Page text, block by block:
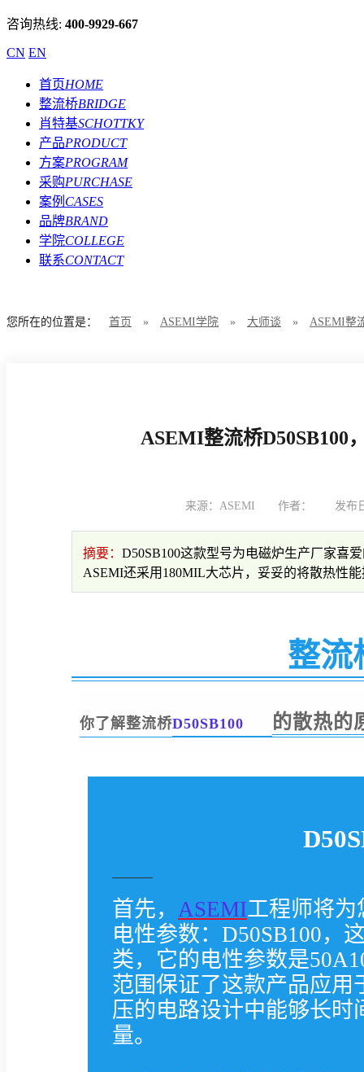
咨询热线: 400-9929-667
CN EN
首页HOME
整流桥BRIDGE
肖特基SCHOTTKY
产品PRODUCT
方案PROGRAM
采购PURCHASE
案例 CASES
品牌BRAND
学院COLLEGE
联系CONTACT
您所在的位置是： 首页 » ASEMI学院 » 大师谈 » ASEMI整
ASEMI整流桥D50SB100
来源：ASEMI 作者： 发布
摘要： D50SB100这款型号为电磁炉生产厂家喜
ASEMI还采用180MIL大芯片，妥妥的将散热性能
整流
你了解整流桥D50SB100 的散热的
首先， ASEMI工程师将为
电性参数：D50SB100，
类，它的电性参数是
范围保证了这款产品应用
压的电路设计中能够长时
量。